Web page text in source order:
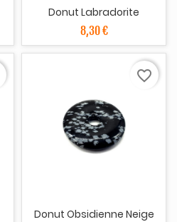
Donut Labradorite
8,30 €
Donut Obsidienne Neige
favorite_border